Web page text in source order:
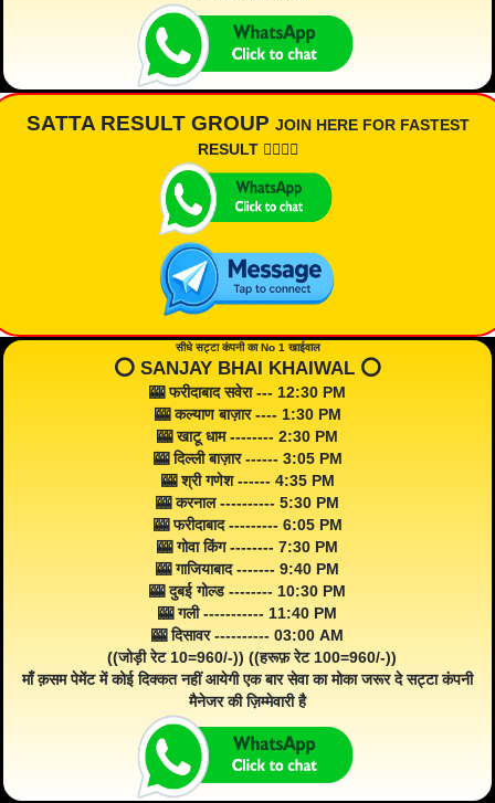
SATTA RESULT GROUP JOIN HERE FOR FASTEST
RESULT 👇🏾👇🏾
सीधे सट्टा कंपनी का No 1 खाईवाल
⭕️ SANJAY BHAI KHAIWAL ⭕️
🎰 फरीदाबाद सवेरा --- 12:30 PM
🎰 कल्याण बाज़ार ---- 1:30 PM
🎰 खाटू धाम -------- 2:30 PM
🎰 दिल्ली बाज़ार ------ 3:05 PM
🎰 श्री गणेश ------ 4:35 PM
🎰 करनाल ---------- 5:30 PM
🎰 फरीदाबाद --------- 6:05 PM
🎰 गोवा किंग -------- 7:30 PM
🎰 गाजियाबाद ------- 9:40 PM
🎰 दुबई गोल्ड -------- 10:30 PM
🎰 गली ----------- 11:40 PM
🎰 दिसावर ---------- 03:00 AM
((जोड़ी रेट 10=960/-)) ((हरूफ़ रेट 100=960/-))
माँ क़सम पेमेंट में कोई दिक्कत नहीं आयेगी एक बार सेवा का मोका जरूर दे सट्टा कंपनी
मैनेजर की ज़िम्मेवारी है